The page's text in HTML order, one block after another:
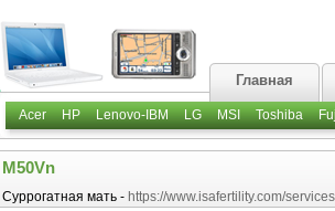
Главная
Acer HP Lenovo-IBM LG MSI Toshiba
M50Vn
Суррогатная мать - https://www.isafertility.com/